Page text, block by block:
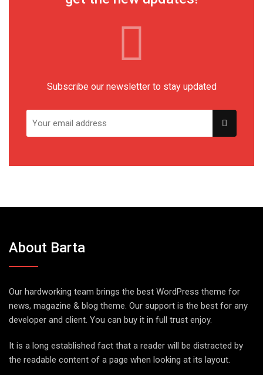
Subscribe our newsletter to stay updated
About Barta
Our hardworking team brings the best WordPress theme for
news, magazine & blog theme. Our support is the best for any
developer and client. You can buy it in full trust enjoy.
It is a long established fact that a reader will be distracted by
the readable content of a page when looking at its layout.